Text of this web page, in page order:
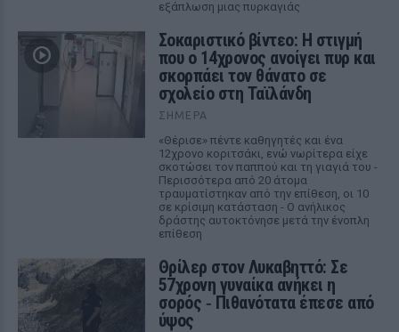
εξάπλωση μιας πυρκαγιάς
Σοκαριστικό βίντεο: Η στιγμή
που ο 14χρονος ανοίγει πυρ και
σκορπάει τον θάνατο σε
σχολείο στη Ταϊλάνδη
ΣΉΜΕΡΑ
«Θέρισε» πέντε καθηγητές και ένα
12χρονο κοριτσάκι, ενώ νωρίτερα είχε
σκοτώσει τον παππού και τη γιαγιά του -
Περισσότερα από 20 άτομα
τραυματίστηκαν από την επίθεση, οι 10
σε κρίσιμη κατάσταση - Ο ανήλικος
δράστης αυτοκτόνησε μετά την ένοπλη
επίθεση
Θρίλερ στον Λυκαβηττό: Σε
57χρονη γυναίκα ανήκει η
σορός ‑ Πιθανότατα έπεσε από
ύψος